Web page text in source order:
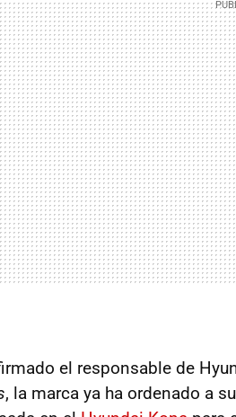
el responsable de
, la marca ya ha ordenado a